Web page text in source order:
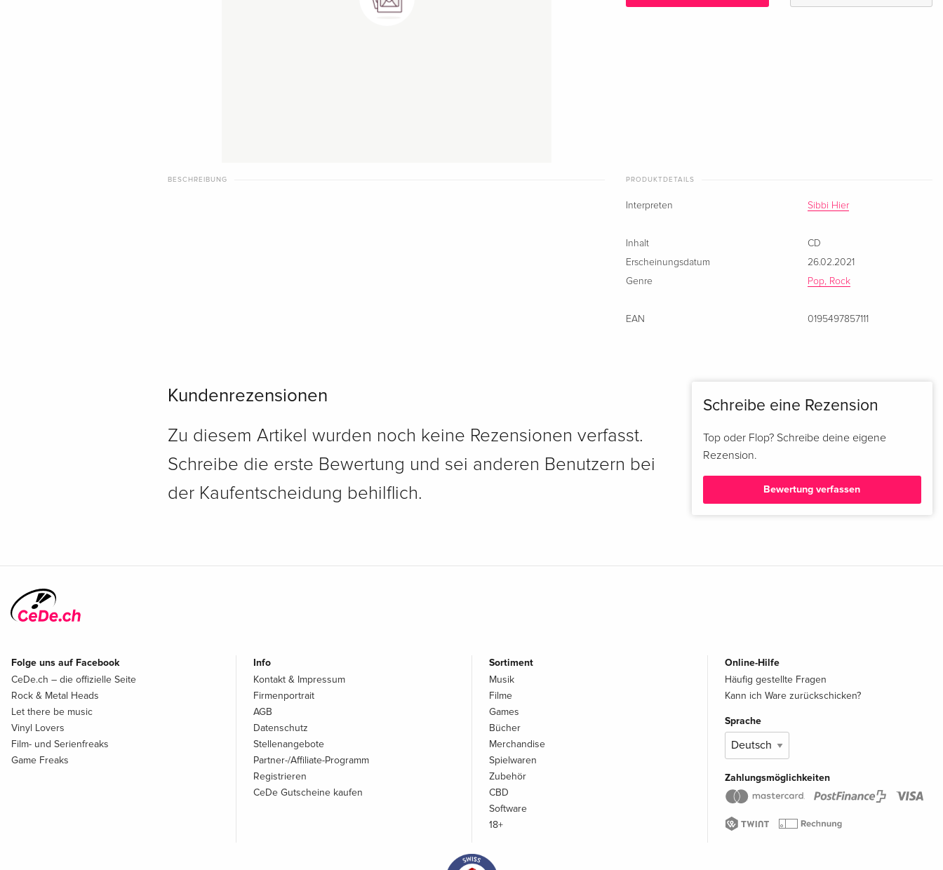
BESCHREIBUNG PRODUKTDETAILS
Interpreten Sibbi Hier
Inhalt
CD
Erscheinungsdatum
26.02.2021
Genre
Pop, Rock
EAN 0195497857111
Kundenrezensionen
Zu diesem Artikel wurden noch keine Rezensionen verfasst.
Schreibe die erste Bewertung und sei anderen Benutzern bei
der Kaufentscheidung behilflich.
Schreibe eine Rezension
Top oder Flop? Schreibe deine eigene
Rezension.
Bewertung verfassen
Folge uns auf Facebook
CeDe.ch – die offizielle Seite
Rock & Metal Heads
Let there be music
Vinyl Lovers
Film- und Serienfreaks
Game Freaks
Info
Kontakt & Impressum
Firmenportrait
AGB
Datenschutz
Stellenangebote
Partner-/Affiliate-Programm
Registrieren
CeDe Gutscheine kaufen
Sortiment
Musik
Filme
Games
Bücher
Merchandise
Spielwaren
Zubehör
CBD
Software
18+
Online-Hilfe
Häufig gestellte Fragen
Kann ich Ware zurückschicken?
Sprache
Zahlungsmöglichkeiten